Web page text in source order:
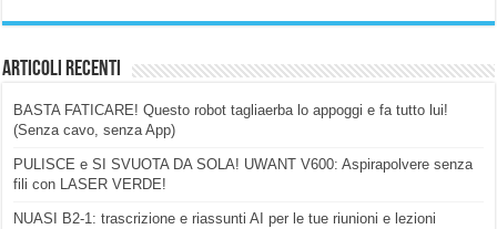
Articoli Recenti
BASTA FATICARE! Questo robot tagliaerba lo appoggi e fa tutto lui!
(Senza cavo, senza App)
PULISCE e SI SVUOTA DA SOLA! UWANT V600: Aspirapolvere senza
fili con LASER VERDE!
NUASI B2-1: trascrizione e riassunti AI per le tue riunioni e lezioni